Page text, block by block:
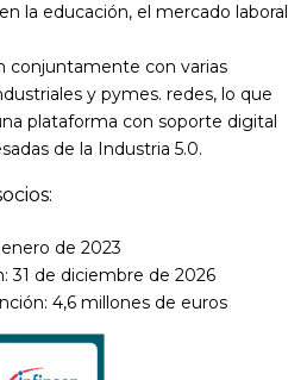
la educación, el mercado laboral
conjuntamente con varias
y pymes. redes, lo que
plataforma con soporte digital
de la Industria 5.0.
de 2023
31 de diciembre de 2026
4,6 millones de euros